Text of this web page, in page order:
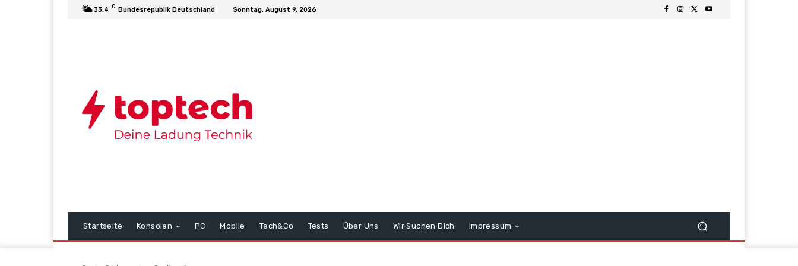
33.4 C Bundesrepublik Deutschland Sonntag, August 9, 2026
Startseite Konsolen PC Mobile Tech&Co Tests Über Uns Wir Suchen Dich Impressum